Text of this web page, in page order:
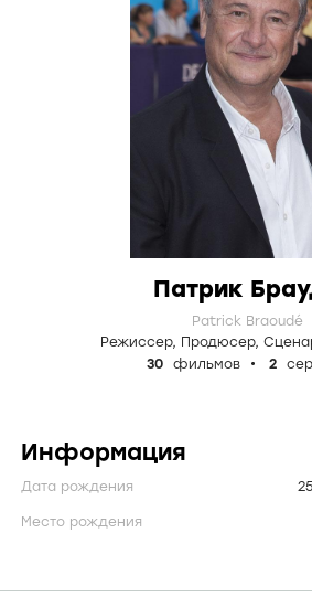
Патрик
Patrick Braoudé
Режиссер, Продюсер,
30
фильмов 2
Информация
Дата рождения
Место рождения